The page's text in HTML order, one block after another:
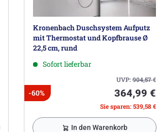
Kronenbach Duschsystem Aufputz
mit Thermostat und Kopfbrause Ø
22,5 cm, rund
Sofort lieferbar
UVP:904,57€
-60% 364,99 €
Sie sparen: 539,58 €
In den Warenkorb